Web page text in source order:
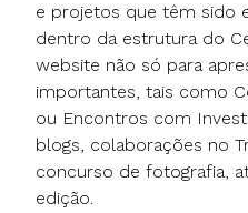
e projetos que têm sido
dentro da estrutura do
website não só para
importantes, tais como
ou Encontros com
blogs, colaborações no
concurso de fotografia,
edição.